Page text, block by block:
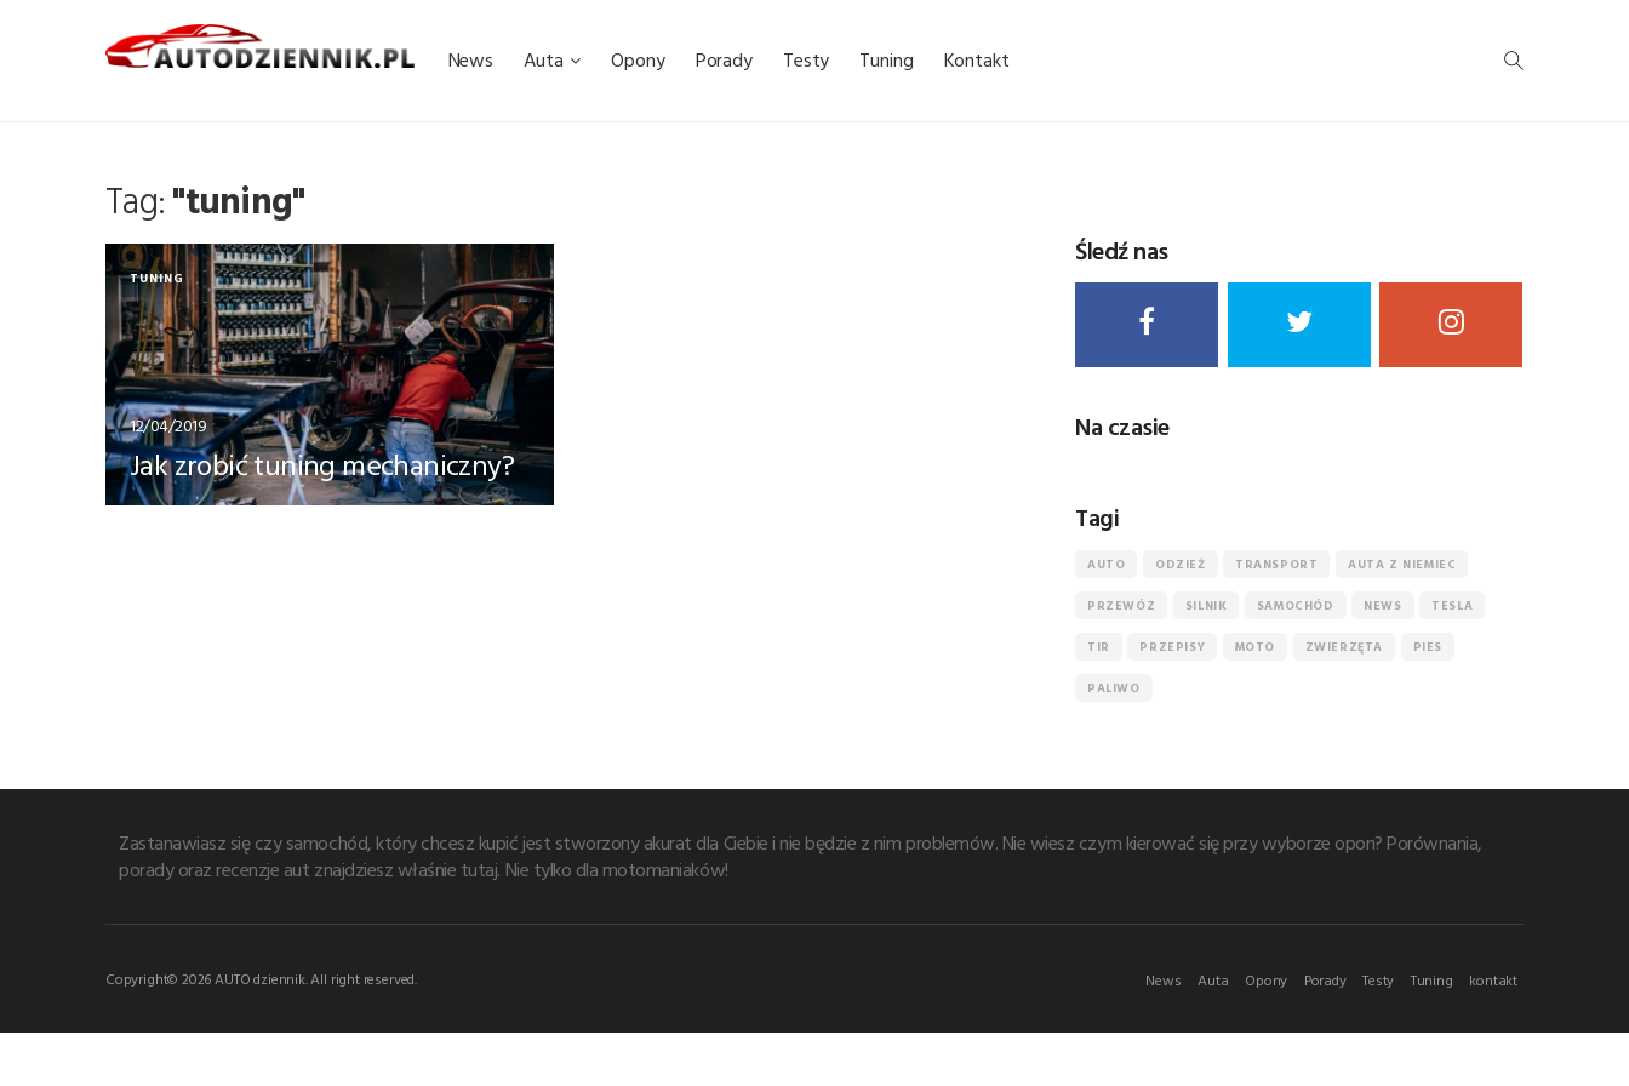
News Auta Opony Porady Testy Tuning Kontakt
Tag:"tuning"
TUNING
12/04/2019
Jak zrobić tuning mechaniczny?
Śledź nas
Na czasie
Tagi
AUTO ODZIEŻ TRANSPORT AUTA Z NIEMIEC
PRZEWÓZ SILNIK SAMOCHÓD NEWS TESLA
TIR PRZEPISY MOTO ZWIERZĘTA PIES
PALIWO
Zastanawiasz się czy samochód, który chcesz kupić jest stworzony akurat dla Ciebie i nie będzie z nim problemów. Nie wiesz czym kierować się przy wyborze opon? Porównania,
porady oraz recenzje aut znajdziesz właśnie tutaj. Nie tylko dla motomaniaków!
Copyright© 2026 AUTO dziennik. All right reserved. News Auta Opony Porady Testy Tuning kontakt